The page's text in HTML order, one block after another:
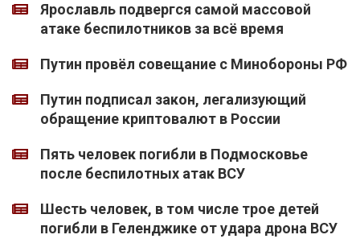
Ярославль подвергся самой массовой
атаке беспилотников за всё время
Путин провёл совещание с Минобороны РФ
Путин подписал закон, легализующий
обращение криптовалют в России
Пять человек погибли в Подмосковье
после беспилотных атак ВСУ
Шесть человек, в том числе трое детей
погибли в Геленджике от удара дрона ВСУ